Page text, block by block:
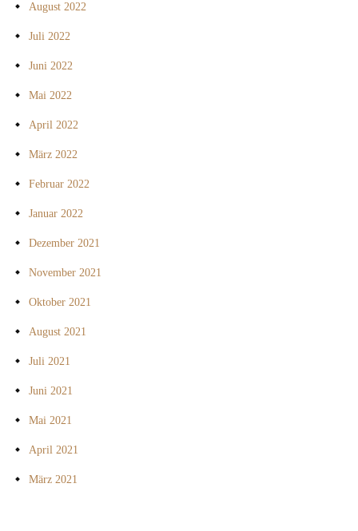
August 2022
Juli 2022
Juni 2022
Mai 2022
April 2022
März 2022
Februar 2022
Januar 2022
Dezember 2021
November 2021
Oktober 2021
August 2021
Juli 2021
Juni 2021
Mai 2021
April 2021
März 2021